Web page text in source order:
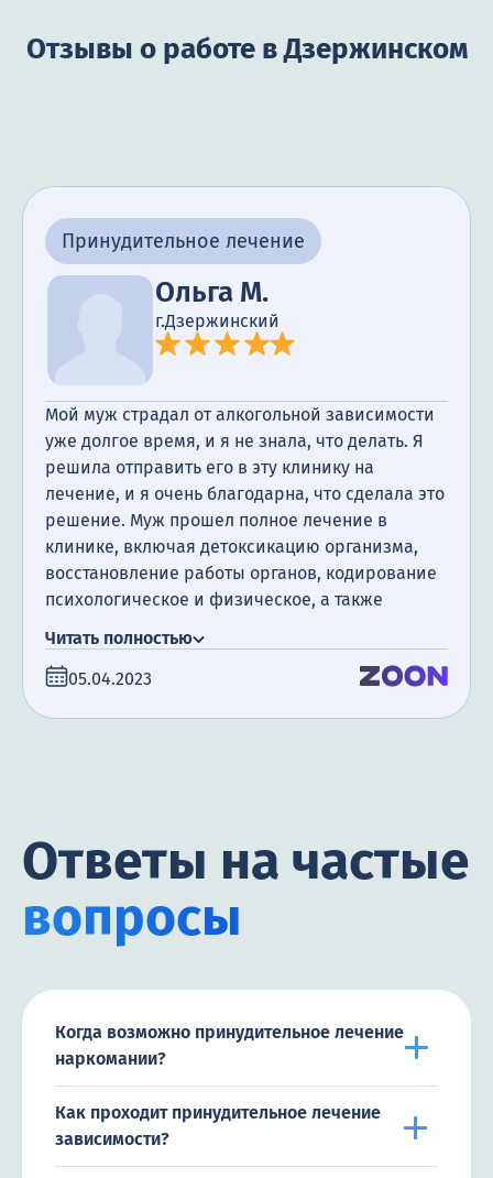
Отзывы о работе в Дзержинском
Принудительное лечение
Ольга М.
г.Дзержинский
Мой муж страдал от алкогольной зависимости
уже долгое время, и я не знала, что делать. Я
решила отправить его в эту клинику на
лечение, и я очень благодарна, что сделала это
решение. Муж прошел полное лечение в
клинике, включая детоксикацию организма,
восстановление работы органов, кодирование
психологическое и физическое, а также
благодарна за поддержку, которую мы
получили. Сегодня прошло уже полгода с того
Читать полностью
05.04.2023
Ответы на частые
вопросы
Когда возможно принудительное лечение
наркомании?
Как проходит принудительное лечение
зависимости?